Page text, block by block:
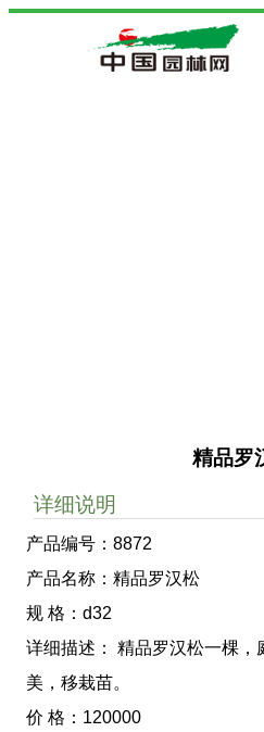
精品罗
详细说明
产品编号：8872
产品名称：精品罗汉松
规 格：d32
详细描述： 精品罗汉松一棵，
美，移栽苗。
价 格：120000